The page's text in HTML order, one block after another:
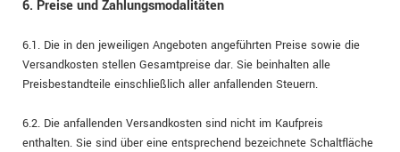
6. Preise und Zahlungsmodalitäten
6.1. Die in den jeweiligen Angeboten angeführten Preise sowie die
Versandkosten stellen Gesamtpreise dar. Sie beinhalten alle
Preisbestandteile einschließlich aller anfallenden Steuern.
6.2. Die anfallenden Versandkosten sind nicht im Kaufpreis
enthalten. Sie sind über eine entsprechend bezeichnete Schaltfläche